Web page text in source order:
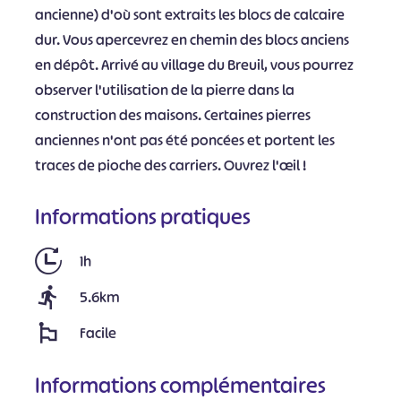
ancienne) d'où sont extraits les blocs de calcaire
dur. Vous apercevrez en chemin des blocs anciens
en dépôt. Arrivé au village du Breuil, vous pourrez
observer l'utilisation de la pierre dans la
construction des maisons. Certaines pierres
anciennes n'ont pas été poncées et portent les
traces de pioche des carriers. Ouvrez l'œil !
Informations pratiques
1h
5.6km
Facile
Informations complémentaires